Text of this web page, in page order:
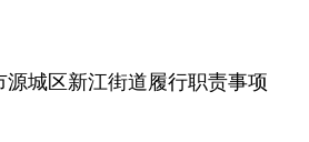
源城区新江街道履行职责事项